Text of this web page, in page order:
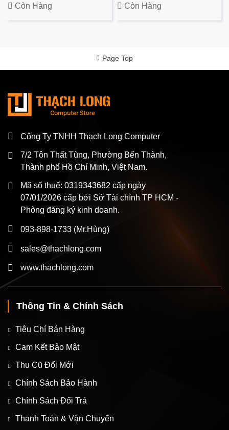
Còn Hàng
Còn Hàng
Page Top
Công Ty TNHH Thạch Long Computer
7/2 Tôn Thất Tùng, Phường Bến Thành,
Thành phố Hồ Chí Minh, Việt Nam.
Mã số thuế: 0319343682 cấp ngày
07/01/2026 cấp bởi Sở Tài chính TP HCM -
Phòng đăng ký kinh doanh.
093-898-1733 (Mr.Hùng)
sales@thachlong.com
www.thachlong.com
Thông Tin & Chính Sách
Tiêu Chí Bán Hàng
Cam Kết Bảo Mật
Thu Cũ Đổi Mới
Chính Sách Bảo Hành
Chính Sách Đổi Trả
Thanh Toán & Vận Chuyển